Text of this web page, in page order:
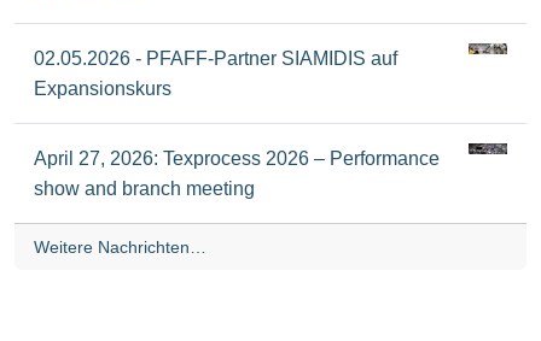
02.05.2026 - PFAFF-Partner SIAMIDIS auf
Expansionskurs
April 27, 2026: Texprocess 2026 – Performance
show and branch meeting
Weitere Nachrichten…